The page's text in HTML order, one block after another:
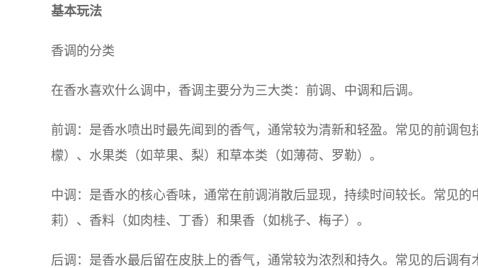
基本玩法
香调的分类
在香水喜欢什么调中，香调主要分为三大类：前调、中调和后调。
前调：是香水喷出时最先闻到的香气，通常较为清新和轻盈。常见的前调包
檬）、水果类（如苹果、梨）和草本类（如薄荷、罗勒）。
中调：是香水的核心香味，通常在前调消散后显现，持续时间较长。常见的
莉）、香料（如肉桂、丁香）和果香（如桃子、梅子）。
后调：是香水最后留在皮肤上的香气，通常较为浓烈和持久。常见的后调有